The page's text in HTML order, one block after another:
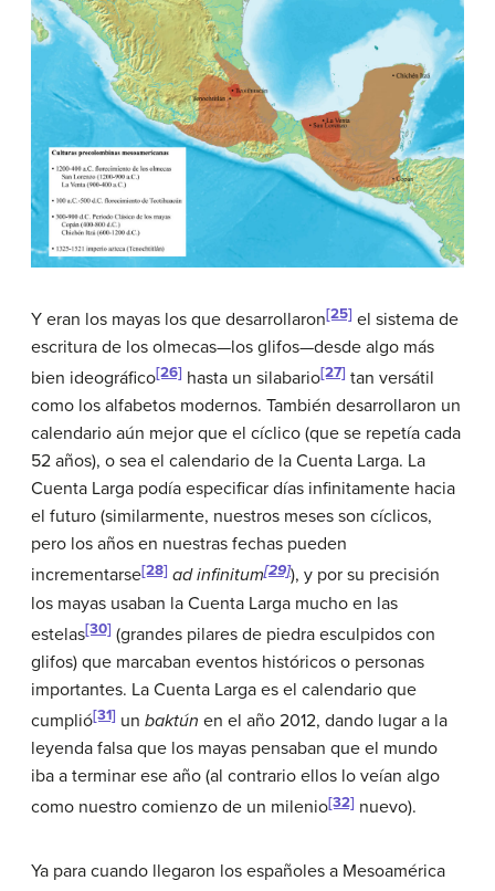
Y eran los mayas los que desarrollaron[25] el sistema de
escritura de los olmecas—los glifos—desde algo más
bien ideográfico[26] hasta un silabario[27] tan versátil
como los alfabetos modernos. También desarrollaron un
calendario aún mejor que el cíclico (que se repetía cada
52 años), o sea el calendario de la Cuenta Larga. La
Cuenta Larga podía especificar días infinitamente hacia
el futuro (similarmente, nuestros meses son cíclicos,
pero los años en nuestras fechas pueden
incrementarse[28] ad infinitum[29]), y por su precisión
los mayas usaban la Cuenta Larga mucho en las
estelas[30] (grandes pilares de piedra esculpidos con
glifos) que marcaban eventos históricos o personas
importantes. La Cuenta Larga es el calendario que
cumplió[31] un baktún en el año 2012, dando lugar a la
leyenda falsa que los mayas pensaban que el mundo
iba a terminar ese año (al contrario ellos lo veían algo
como nuestro comienzo de un milenio[32] nuevo).
Ya para cuando llegaron los españoles a Mesoamérica